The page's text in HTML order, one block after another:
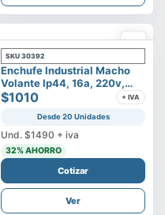
SKU 30392
Enchufe Industrial Macho
Volante Ip44, 16a, 220v,
2p+t
$1010 + IVA
Desde 20 Unidades
Und. $1490 + iva
32% AHORRO
Cotizar
Ver